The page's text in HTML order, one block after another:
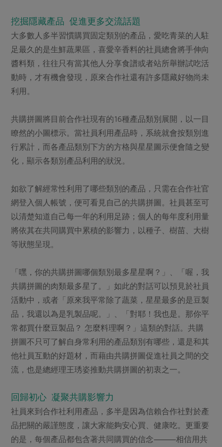
美妝保養 個人清潔
家庭清潔 織品
日用品 圖書禮品
防災用品
優惠專區
素食專區
主題食譜
異國料理
年菜食譜
養身食補
高麗菜海鮮煎餅
2024農業發展計畫年度報告
更多議題活動
把最好的台灣味帶回家！
生活者e週報
綠主張月刊
典藏閱覽室
社務專區
最新消息
媒體報導
下載專區
地區活動
社務會議 地區活動
活動報下載
挖掘隱藏產品 促進更多交流話題
大多數人多半習慣購買固定類別的產品，愛吃青菜的人駐
足最久的是生鮮蔬果區，喜愛辛香料的社員總會將手伸向
醬料類，往往只有當其他人分享食譜或者站所舉辦試吃活
動時，才有機會發現，原來合作社還有許多隱藏好物尚未
利用。
共購拼圖將目前合作社現有的16種產品類別展開，以一目
瞭然的小圖標示。當社員利用產品時，系統就會按類別進
行累計，而各產品類別下方的方格與星星圖示便會隨之變
化，顯示各類別產品利用的狀況。
如欲了解經常性利用了哪些類別的產品，只需在合作社官
網登入個人帳號，便可看見自己的共購拼圖。社員甚至可
以清楚知道自己每一年的利用足跡；個人的每年度利用量
將依其在共同購買中累積的影響力，以種子、樹苗、大樹
等狀態呈現。
「嘿，你的共購拼圖哪個類別最多星星啊？」、「喔，我
共購拼圖的肉類最多星了。」如此的對話可以預見於社員
活動中，或者「原來我平常除了蔬菜，星星最多的是豆製
品，我還以為是乳製品呢。」、「對耶！我也是。那你平
常都買什麼豆製品？ 怎麼料理啊？」這類的對話。共購
拼圖不只可了解自身常利用的產品類別有哪些，還是和其
他社員互動的好題材，而藉由共購拼圖促進社員之間的交
流，也是總經理王琇姿推動共購拼圖的初衷之一。
回歸初心 凝聚共購影響力
社員來到合作社利用產品，多半是因為信賴合作社對於產
品把關的嚴謹態度，讓大家能夠安心買、健康吃。更重要
的是，每個產品都包含著共同購買的信念⸻相信用共